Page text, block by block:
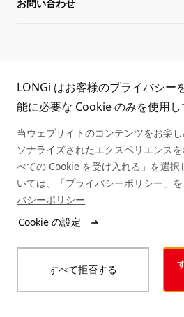
Hi-MO 7
沿革
役員一覧
キャリア
ニュース
ダウンロード
シリアル番号照会
お問い合わせ
取扱商社一覧
03-6459-
© LONGi 2025 – All
法的事項 個人情報保護方針
行動規範 ウェブアクセ
LONGi はお客様のプライバシー
能に必要な Cookie のみを使用し
当ウェブサイトのコンテンツをお楽
ソナライズされたエクスペリエンス
べての Cookie を受け入れる」を選択
いては、「プライバシーポリシー」を
バシーポリシー
Cookie の設定
すべて拒否する